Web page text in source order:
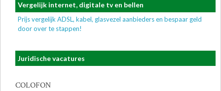
Vergelijk internet, digitale tv en bellen
Prijs vergelijk ADSL, kabel, glasvezel aanbieders en bespaar geld
door over te stappen!
Juridische vacatures
COLOFON